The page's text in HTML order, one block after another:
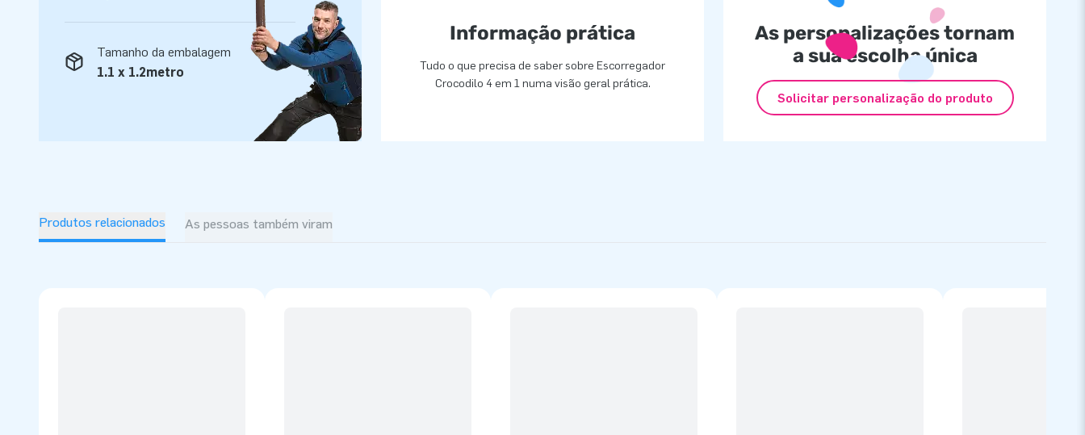
Tamanho da embalagem
1.1 x 1.2metro
Informação prática
Tudo o que precisa de saber sobre Escorregador
Crocodilo 4 em 1 numa visão geral prática.
As personalizações tornam
a sua escolha única
Solicitar personalização do produto
Produtos relacionados As pessoas também viram